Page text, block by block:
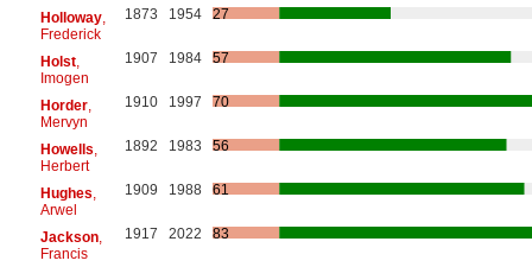
Holloway,
Frederick
1873 1954 27
Holst,
Imogen
1907 1984 57
Horder,
Mervyn
1910 1997 70
Howells
Herbert
1892 1983 56
Hughes
Arwel
1909 1988 61
Jackson,
Francis
1917 2022 83